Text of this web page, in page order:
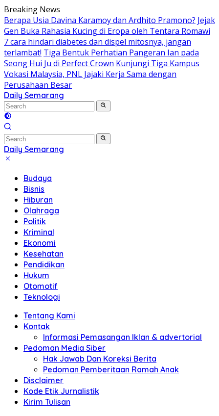
Skip
to
content
Breaking News
Berapa Usia Davina Karamoy dan Ardhito Pramono? Jejak
Gen Buka Rahasia Kucing di Eropa oleh Tentara Romawi
7 cara hindari diabetes dan dispel mitosnya, jangan
terlambat! Tiga Bentuk Perhatian Pangeran Ian pada
Seong Hui Ju di Perfect Crown Kunjungi Tiga Kampus
Vokasi Malaysia, PNL Jajaki Kerja Sama dengan
Perusahaan Besar
Daily Semarang
"Semarang
Hari
Ini:
Informasi
Terkini
untuk
Daily Semarang
"Semarang
Informasi
Terkini
untuk
Anda"
Budaya
Bisnis
Hiburan
Olahraga
Politik
Kriminal
Ekonomi
Kesehatan
Pendidikan
Hukum
Otomotif
Teknologi
Tentang Kami
Kontak
Informasi Pemasangan Iklan & advertorial
Pedoman Media Siber
Hak Jawab Dan Koreksi Berita
Pedoman Pemberitaan Ramah Anak
Disclaimer
Kode Etik Jurnalistik
Kirim Tulisan